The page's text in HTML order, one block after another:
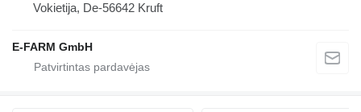
Vokietija, De-56642 Kruft
E-FARM GmbH